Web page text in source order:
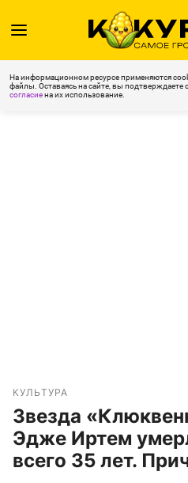
На информационном ресурсе применяются
файлы. Оставаясь на сайте, вы подтверждаете
согласиена их использование.
КУЛЬТУРА
Звезда
Эдже Иртем
всего 35 лет.